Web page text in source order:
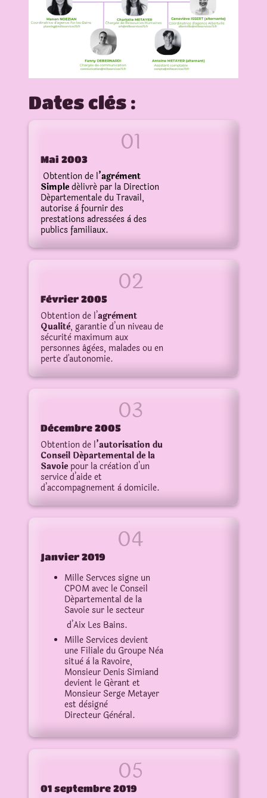
Dates clés :
Mai 2003
Obtention de l’agrèment
Simpledélivré par la Direction
Départementale du Travail,
autorise à fournir des
prestations adressèes à des
publics familiaux.
Février 2005
Obtention de l’agrèment
Qualitè, garantie d’un niveau de
sècuritè maximum aux
personnes âgèes, malades ou en
perte d'autonomie.
Décembre 2005
Obtention de l’autorisation du
Conseil Départemental de la
Savoie pour la crèation d’un
service d’aide et
d’accompagnement à domicile.
Janvier 2019
Mille Servces signe un
CPOM avec le Conseil
Départemental de la
Savoie sur le secteur
d’Aix Les Bains.
Mille Services devient
une Filiale du Groupe Nèa
situè à la Ravoire,
Monsieur Denis Simiand
devient le Gérant et
Monsieur Serge Metayer
est dèsignè
Directeur Gènèral.
01 septembre 2019